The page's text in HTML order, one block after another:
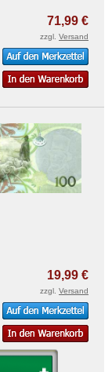
71,99 €
zzgl. Versand
19,99 €
zzgl. Versand